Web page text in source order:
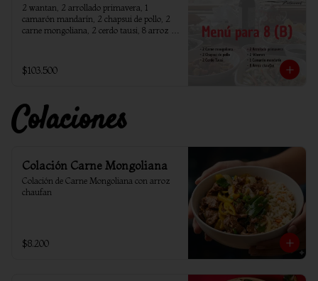
2 wantan, 2 arrollado primavera, 1
camarón mandarín, 2 chapsui de pollo, 2
carne mongoliana, 2 cerdo tausi, 8 arroz
$103.500
Colaciones
Colación Carne Mongoliana
Colación de Carne Mongoliana con arroz
chaufan
$8.200